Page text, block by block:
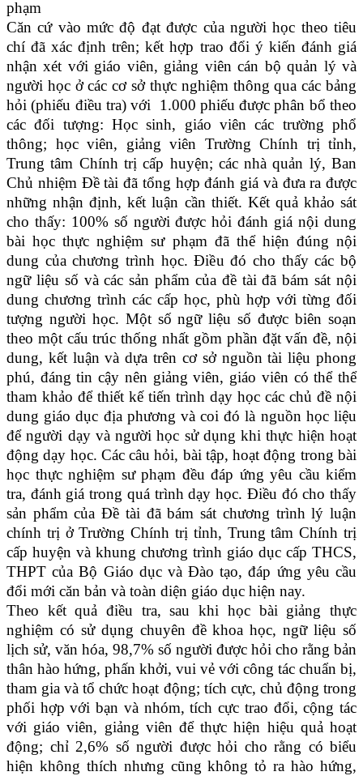
phạm
Căn cứ vào mức độ đạt được của người học theo tiêu
chí đã xác định trên; kết hợp trao đổi ý kiến đánh giá
nhận xét với giáo viên, giảng viên cán bộ quản lý và
người học ở các cơ sở thực nghiệm thông qua các bảng
hỏi (phiếu điều tra) với 1.000 phiếu được phân bổ theo
các đối tượng: Học sinh, giáo viên các trường phổ
thông; học viên, giảng viên Trường Chính trị tỉnh,
Trung tâm Chính trị cấp huyện; các nhà quản lý, Ban
Chủ nhiệm Đề tài đã tổng hợp đánh giá và đưa ra được
những nhận định, kết luận cần thiết. Kết quả khảo sát
cho thấy: 100% số người được hỏi đánh giá nội dung
bài học thực nghiệm sư phạm đã thể hiện đúng nội
dung của chương trình học. Điều đó cho thấy các bộ
ngữ liệu số và các sản phẩm của đề tài đã bám sát nội
dung chương trình các cấp học, phù hợp với từng đối
tượng người học. Một số ngữ liệu số được biên soạn
theo một cấu trúc thống nhất gồm phần đặt vấn đề, nội
dung, kết luận và dựa trên cơ sở nguồn tài liệu phong
phú, đáng tin cậy nên giảng viên, giáo viên có thể thể
tham khảo để thiết kế tiến trình dạy học các chủ đề nội
dung giáo dục địa phương và coi đó là nguồn học liệu
để người dạy và người học sử dụng khi thực hiện hoạt
động dạy học. Các câu hỏi, bài tập, hoạt động trong bài
học thực nghiệm sư phạm đều đáp ứng yêu cầu kiểm
tra, đánh giá trong quá trình dạy học. Điều đó cho thấy
sản phẩm của Đề tài đã bám sát chương trình lý luận
chính trị ở Trường Chính trị tỉnh, Trung tâm Chính trị
cấp huyện và khung chương trình giáo dục cấp THCS,
THPT của Bộ Giáo dục và Đào tạo, đáp ứng yêu cầu
đổi mới căn bản và toàn diện giáo dục hiện nay.
Theo kết quả điều tra, sau khi học bài giảng thực
nghiệm có sử dụng chuyên đề khoa học, ngữ liệu số
lịch sử, văn hóa, 98,7% số người được hỏi cho rằng bản
thân hào hứng, phấn khởi, vui vẻ với công tác chuẩn bị,
tham gia và tổ chức hoạt động; tích cực, chủ động trong
phối hợp với bạn và nhóm, tích cực trao đổi, cộng tác
với giáo viên, giảng viên để thực hiện hiệu quả hoạt
động; chỉ 2,6% số người được hỏi cho rằng có biểu
hiện không thích nhưng cũng không tỏ ra hào hứng,